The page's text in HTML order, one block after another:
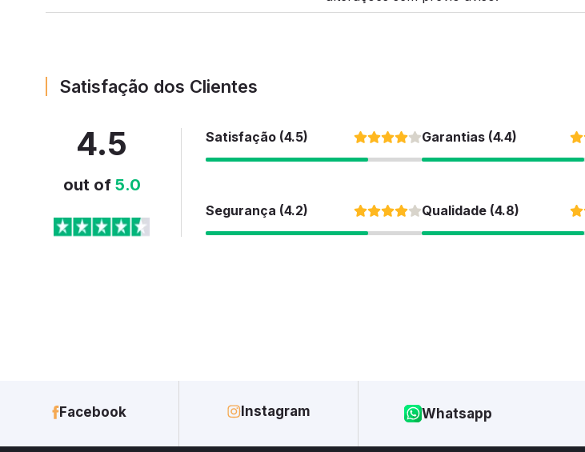
Satisfação dos Clientes
4.5
out of 5.0
Satisfação (4.5)
Segurança (4.2)
Garantias (4.4)
Qualidade (4.8)
Facebook Instagram Whatsapp